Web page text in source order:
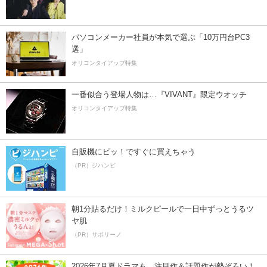
パソコンメーカー社員が本気で選ぶ「10万円台PC3
選」
オリコンタイアップ特集
一番似合う登場人物は…『VIVANT』限定ウオッチ
オリコンタイアップ特集
自販機にピッ！ですぐに買えちゃう
（PR）ジハンピ
朝1分貼るだけ！ミルクピールで一日中ずっとうるツ
ヤ肌
（PR）サボリーノ